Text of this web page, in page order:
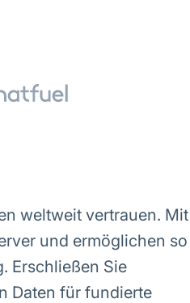
weltweit vertrauen. Mit
und ermöglichen so
Erschließen Sie
Daten für fundierte